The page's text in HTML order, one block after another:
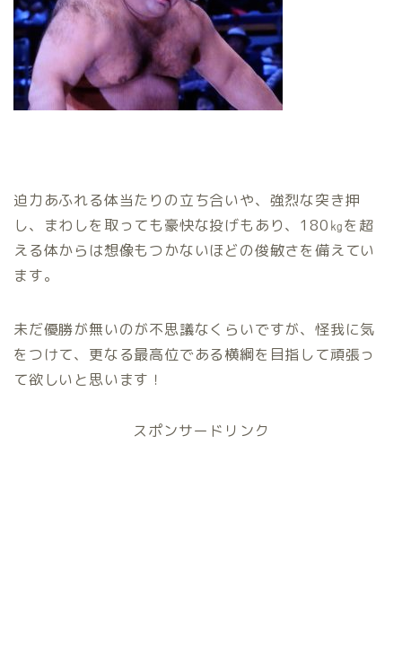
迫力あふれる体当たりの立ち合いや、強烈な突き押
し、まわしを取っても豪快な投げもあり、180㎏を超
える体からは想像もつかないほどの俊敏さを備えてい
ます。
未だ優勝が無いのが不思議なくらいですが、怪我に気
をつけて、更なる最高位である横綱を目指して頑張っ
て欲しいと思います！
スポンサードリンク